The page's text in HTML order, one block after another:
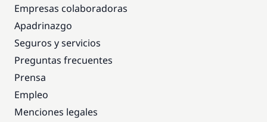
Empresas colaboradoras
Apadrinazgo
Seguros y servicios
Preguntas frecuentes
Prensa
Empleo
Menciones legales